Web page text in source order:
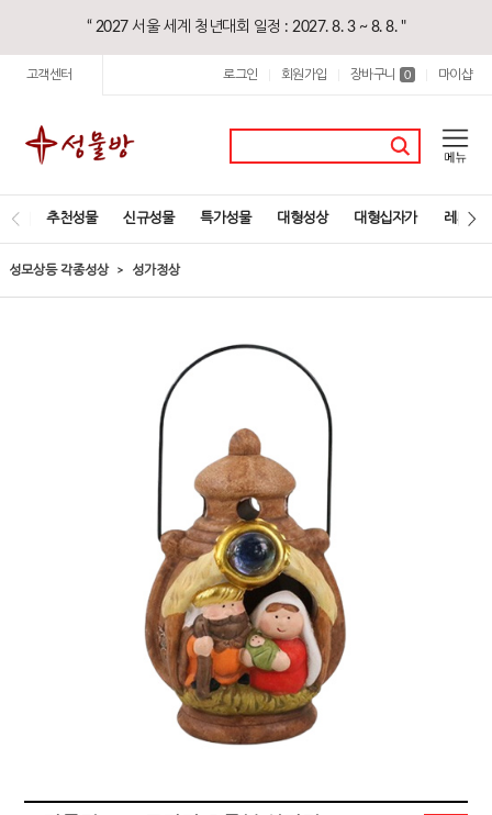
“ 2027 서울 세계 청년대회 일정 : 2027. 8. 3 ~ 8. 8. "
고객센터 로그인 회원가입 장바구니 0 마이샵
추천성물 신규성물 특가성물 대형성상 대형십자가 레지오
성모상등 각종성상 성가정상